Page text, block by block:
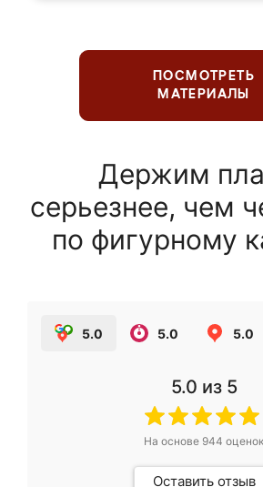
ПОСМОТРЕТЬ
МАТЕРИАЛЫ
Держим
серьезнее, чем
по фигурному
5.0 5.0 5.0
5.0 из 5
На основе 944 оценок
Оставить отзыв